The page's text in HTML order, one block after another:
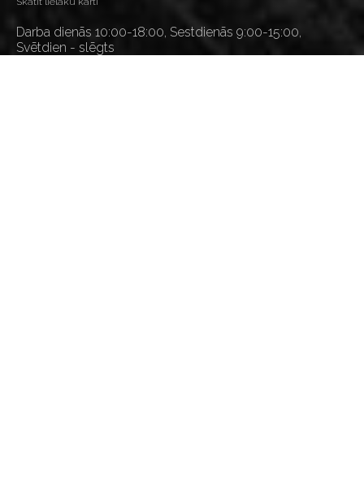
Darba dienās 10:00-18:00, Sestdienās 9:00-15:00,
Svētdien - slēgts